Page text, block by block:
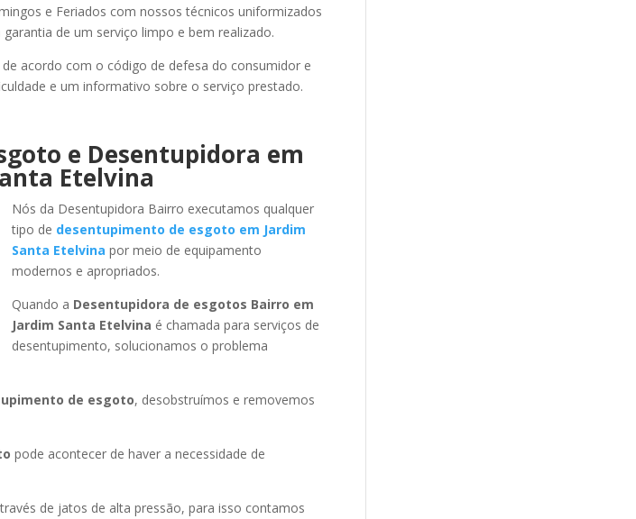
e Feriados com nossos técnicos uniformizados
de um serviço limpo e bem realizado.
acordo com o código de defesa do consumidor e
e um informativo sobre o serviço prestado.
e Desentupidora em
Etelvina
Nós da Desentupidora Bairro executamos qualquer
tipo de desentupimento de esgoto em Jardim
Santa Etelvina por meio de equipamento
modernos e apropriados.
Quando a Desentupidora de esgotos Bairro em
Jardim Santa Etelvina é chamada para serviços de
desentupimento, solucionamos o problema
de esgoto, desobstruímos e removemos
pode acontecer de haver a necessidade de
de jatos de alta pressão, para isso contamos